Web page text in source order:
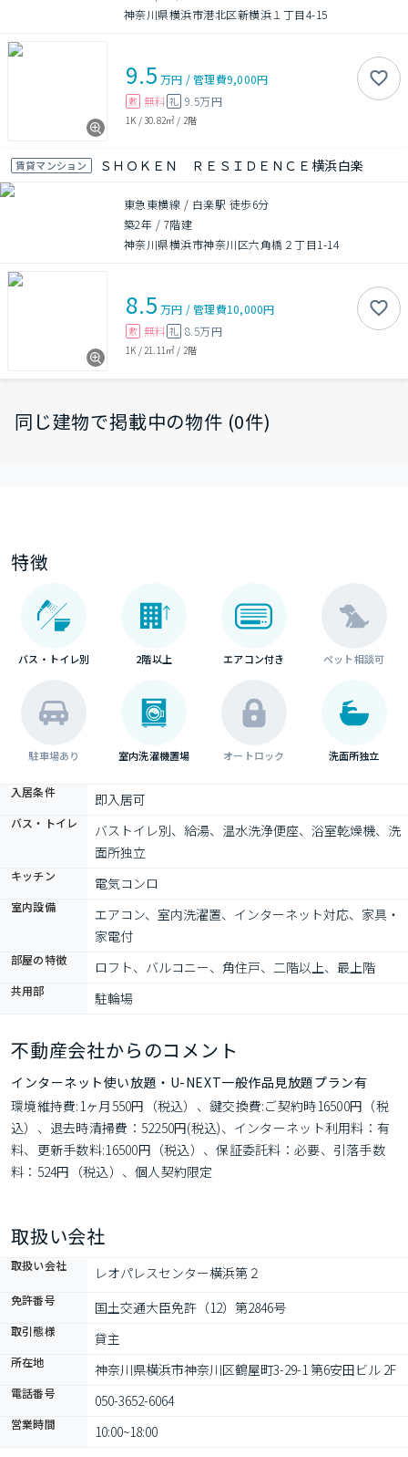
神奈川県横浜市港北区新横浜１丁目4-15
9.5 万円 /管理費9,000円
敷 無料 礼 9.5万円
1K /30.82㎡ / 2階
賃貸マンション ＳＨＯＫＥＮ ＲＥＳＩＤＥＮＣＥ横浜白楽
東急東横線 / 白楽駅 徒歩6分
築2年 / 7階建
神奈川県横浜市神奈川区六角橋２丁目1-14
8.5 万円 /管理費10,000円
敷 無料 礼 8.5万円
1K / 21.11㎡ / 2階
同じ建物で掲載中の物件 (0件)
特徴
バス・トイレ別 2階以上 エアコン付き ペット相談可
駐車場あり 室内洗濯機置場 オートロック 洗面所独立
入居条件 即入居可
バス・トイレ
バストイレ別、給湯、温水洗浄便座、浴室乾燥機、洗
面所独立
キッチン 電気コンロ
室内設備
エアコン、室内洗濯置、インターネット対応、家具・
家電付
部屋の特徴 ロフト、バルコニー、角住戸、二階以上、最上階
共用部 駐輪場
不動産会社からのコメント
インターネット使い放題・U-NEXT一般作品見放題プラン有
環境維持費:1ヶ月550円（税込）、鍵交換費:ご契約時16500円（税
込）、退去時清掃費：52250円(税込)、インターネット利用料：有
料、更新手数料:16500円（税込）、保証委託料：必要、引落手数
料：524円（税込）、個人契約限定
取扱い会社
取扱い会社 レオパレスセンター横浜第２
免許番号 国土交通大臣免許（12）第2846号
取引態様 貸主
所在地 神奈川県横浜市神奈川区鶴屋町3-29-1 第6安田ビル 2F
電話番号 050-3652-6064
営業時間 10:00~18:00